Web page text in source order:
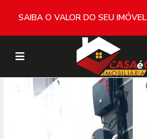
SAIBA O VALOR DO SEU IMÓVEL